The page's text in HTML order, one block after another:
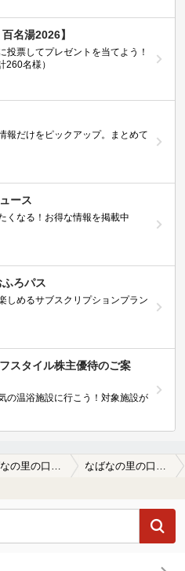
名湯2026】
投票してプレゼントを当てよう！
260名様）
報だけをピックアップ。まとめて
ース
くなる！お得な情報を掲載中
ろパス
しめるサブスクリプションプラン
スタイル株主優待のご案
の温浴施設に行こう！対象施設が